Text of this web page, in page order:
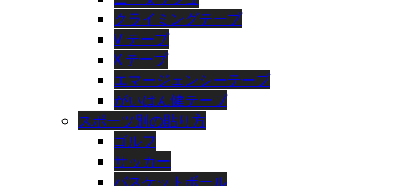
クライミングテープ
V テープ
X テープ
エマージェンシーテープ
がいはん健テープ
スポーツ別の貼り方
ゴルフ
サッカー
バスケットボール